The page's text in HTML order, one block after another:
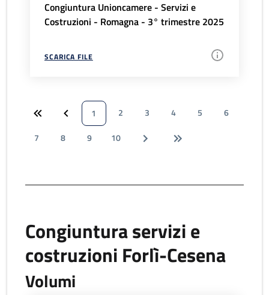
Congiuntura Unioncamere - Servizi e
Costruzioni - Romagna - 3° trimestre 2025
SCARICA FILE
1 2 3 4 5
6
7
8 9 10
Congiuntura servizi e
costruzioni Forlì-Cesena
Volumi